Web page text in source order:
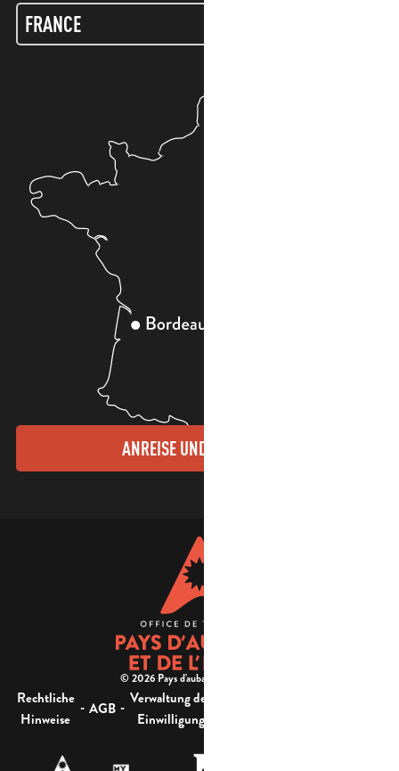
ANREISE UND KONTAKTE
© 2026 Pays d'aubagne et de l'étoile -
Rechtliche
Hinweise
- AGB - Verwaltung der
Einwilligung